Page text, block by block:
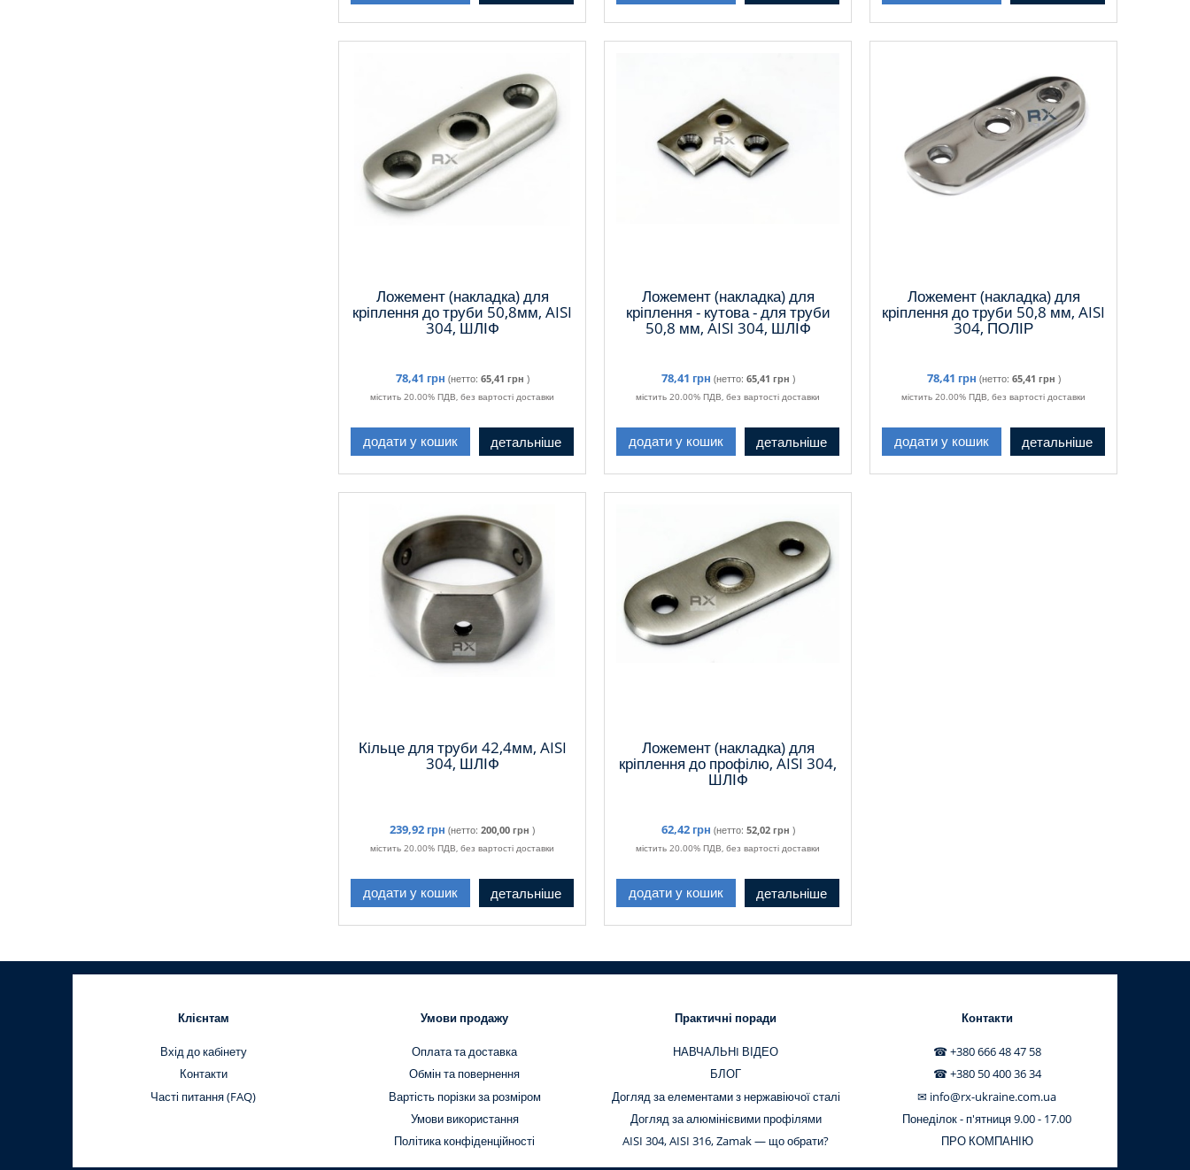
Ложемент (накладка) для
кріплення до труби 50,8мм, AISI
304, ШЛІФ
78,41 грн (нетто: 65,41 грн )
містить 20.00% ПДВ, без вартості доставки
додати у кошик детальніше
Ложемент (накладка) для
кріплення - кутова - для труби
50,8 мм, AISI 304, ШЛІФ
78,41 грн (нетто: 65,41 грн )
містить 20.00% ПДВ, без вартості доставки
додати у кошик детальніше
Ложемент (накладка) для
кріплення до труби 50,8 мм, AISI
304, ПОЛІР
78,41 грн (нетто: 65,41 грн )
містить 20.00% ПДВ, без вартості доставки
додати у кошик детальніше
Кільце для труби 42,4мм, AISI
304, ШЛІФ
239,92 грн (нетто: 200,00 грн )
містить 20.00% ПДВ, без вартості доставки
додати у кошик детальніше
Ложемент (накладка) для
кріплення до профілю, AISI 304,
ШЛІФ
62,42 грн (нетто: 52,02 грн )
містить 20.00% ПДВ, без вартості доставки
додати у кошик детальніше
Клієнтам
Вхід до кабінету
Контакти
Часті питання (FAQ)
Умови продажу
Оплата та доставка
Обмін та повернення
Вартість порізки за розміром
Умови використання
Політика конфіденційності
Практичні поради
НАВЧАЛЬНI ВІДЕО
БЛОГ
Догляд за елементами з нержавіючої сталі
Догляд за алюмінієвими профілями
AISI 304, AISI 316, Zamak — що обрати?
Контакти
☎ +380 666 48 47 58
☎ +380 50 400 36 34
✉ info@rx-ukraine.com.ua
Понеділок - п'ятниця 9.00 - 17.00
ПРО КОМПАНІЮ